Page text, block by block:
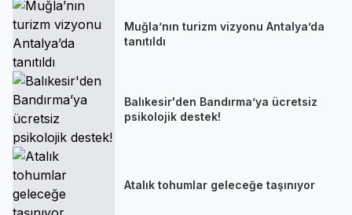
Muğla’nın turizm vizyonu Antalya’da
tanıtıldı
Balıkesir'den Bandırma’ya ücretsiz
psikolojik destek!
Atalık tohumlar geleceğe taşınıyor